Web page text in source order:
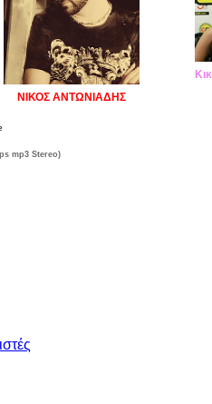
ΝΙΚΟΣ ΑΝΤΩΝΙΑΔΗΣ
mp3 Stereo)